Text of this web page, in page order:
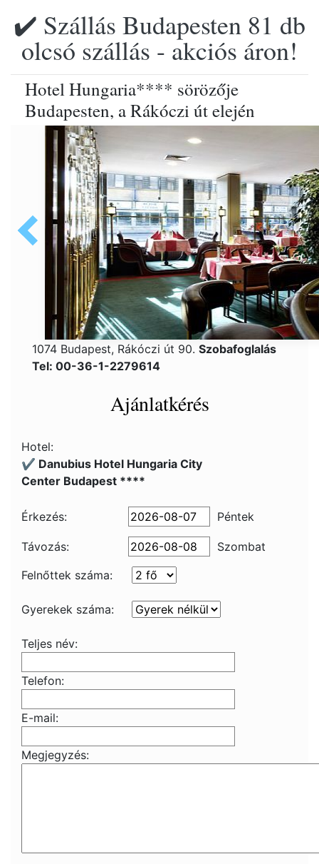
✔️ Szállás Budapesten 81 db
olcsó szállás - akciós áron!
Hotel Hungaria**** sörözője
Budapesten, a Rákóczi út elején
1074 Budapest, Rákóczi út 90. Szobafoglalás
Tel: 00-36-1-2279614
Ajánlatkérés
Hotel:
✔️ Danubius Hotel Hungaria City
Center Budapest ****
Érkezés: Péntek
Távozás:
Szombat
Felnőttek száma:
Gyerekek száma:
Teljes név:
Telefon:
E-mail:
Megjegyzés: